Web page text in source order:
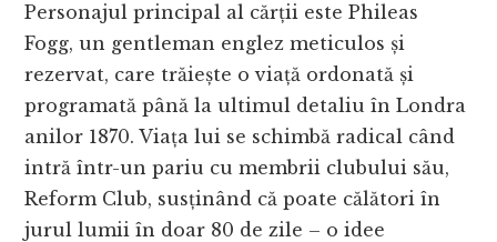
Personajul principal al cărții este Phileas
Fogg, un gentleman englez meticulos și
rezervat, care trăiește o viață ordonată și
programată până la ultimul detaliu în Londra
anilor 1870. Viața lui se schimbă radical când
intră într-un pariu cu membrii clubului său,
Reform Club, susținând că poate călători în
jurul lumii în doar 80 de zile – o idee